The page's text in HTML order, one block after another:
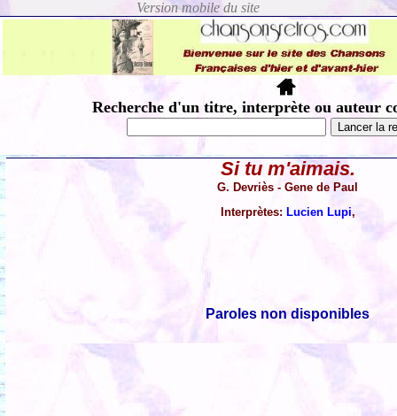
Recherche d'un titre, interprète ou auteur
Si tu m'aimais.
G. Devriès - Gene de Paul
Interprètes: Lucien Lupi,
Paroles non disponibles